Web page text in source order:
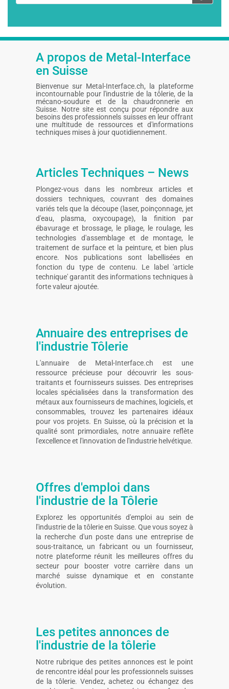
A propos de Metal-Interface
en Suisse
Bienvenue sur Metal-Interface.ch, la plateforme
incontournable pour l'industrie de la tôlerie, de la
mécano-soudure et de la chaudronnerie en
Suisse. Notre site est conçu pour répondre aux
besoins des professionnels suisses en leur offrant
une multitude de ressources et d'informations
techniques mises à jour quotidiennement.
Articles Techniques – News
Plongez-vous dans les nombreux articles et
dossiers techniques, couvrant des domaines
variés tels que la découpe (laser, poinçonnage, jet
d'eau, plasma, oxycoupage), la finition par
ébavurage et brossage, le pliage, le roulage, les
technologies d'assemblage et de montage, le
traitement de surface et la peinture, et bien plus
encore. Nos publications sont labellisées en
fonction du type de contenu. Le label 'article
technique' garantit des informations techniques à
forte valeur ajoutée.
Annuaire des entreprises de
l'industrie Tôlerie
L'annuaire de Metal-Interface.ch est une
ressource précieuse pour découvrir les sous-
traitants et fournisseurs suisses. Des entreprises
locales spécialisées dans la transformation des
métaux aux fournisseurs de machines, logiciels, et
consommables, trouvez les partenaires idéaux
pour vos projets. En Suisse, où la précision et la
qualité sont primordiales, notre annuaire reflète
l'excellence et l'innovation de l'industrie helvétique.
Offres d'emploi dans
l'industrie de la Tôlerie
Explorez les opportunités d'emploi au sein de
l'industrie de la tôlerie en Suisse. Que vous soyez à
la recherche d'un poste dans une entreprise de
sous-traitance, un fabricant ou un fournisseur,
notre plateforme réunit les meilleures offres du
secteur pour booster votre carrière dans un
marché suisse dynamique et en constante
évolution.
Les petites annonces de
l'industrie de la tôlerie
Notre rubrique des petites annonces est le point
de rencontre idéal pour les professionnels suisses
de la tôlerie. Vendez, achetez ou échangez des